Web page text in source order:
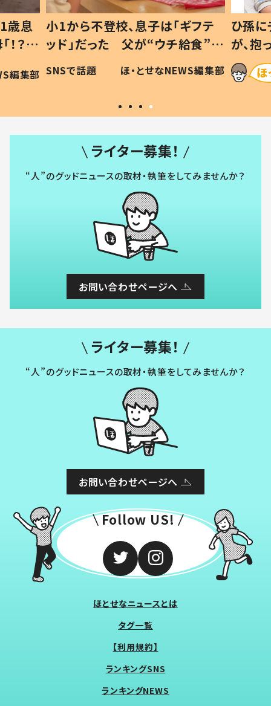
歳息
？」
編集部
小1から不登校、息子は「ギフテ
ッド」だった 父が“ウチ給食”を
作り続ける理由とは #令和の親
#令和の子
SNSで話題 ほ・とせなNEWS編集部
ひ孫
が、
「涙が
い」
ライター募集！
“人”のグッドニュースの取材・執筆をしてみませんか？
お問い合わせページへ
ライター募集！
“人”のグッドニュースの取材・執筆をしてみませんか？
お問い合わせページへ
Follow US!
ほとせなニュースとは
タグ一覧
【利用規約】
ランキングSNS
ランキングNEWS